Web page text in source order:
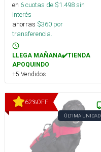
en 6cuotas de $1.498sin
interés
ahorras $360 por
transferencia.
LLEGA MAÑANA✔️TIENDA
APOQUINDO
+5 Vendidos
62%OFF
ÚLTIMA UNIDAD